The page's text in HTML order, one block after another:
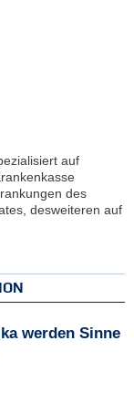
auf
des
desweiteren auf
werden Sinne